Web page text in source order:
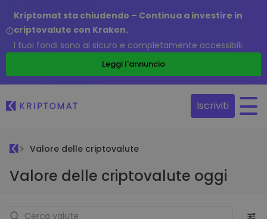
Kriptomat sta chiudendo – Continua a investire in
criptovalute con Kraken.
I tuoi fondi sono al sicuro e completamente accessibili.
Leggi l'annuncio
Iscriviti
Valore delle criptovalute
Valore delle criptovalute oggi